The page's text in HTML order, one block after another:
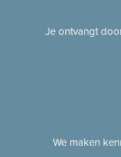
Je ontvangt
We maken